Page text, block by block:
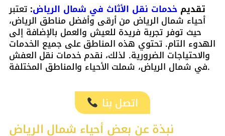
تقديم خدمات نقل الأثاث في شمال الرياض: تعتبر
أحياء شمال الرياض من أرقى وأفضل مناطق الرياض،
حيث توفر تجربة فريدة للعيش والعمل بالإضافة إلى
الهدوء التام. تحتوي هذه المناطق على جميع الخدمات
والاحتياجات الضرورية. لذلك، نقدم خدمات نقل العفش
في شمال الرياض، شملت الأحياء والمناطق المختلفة.
اتصل بنا
نبذة عن بعض أحياء شمال الرياض